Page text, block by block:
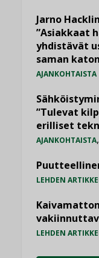
Jarno
”Asiakkaat
yhdistävät
saman
AJANKOHTAISTA
”Tulevat
erilliset
AJANKOHTAISTA,
LEHDEN
LEHDEN